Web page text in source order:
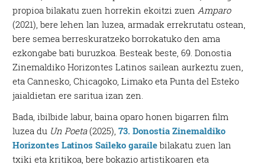
propioa bilakatu zuen horrekin ekoitzi zuenAmparo
(2021), bere lehen lan luzea, armadak errekrutatu ostean,
bere semea berreskuratzeko borrokatuko den ama
ezkongabe bati buruzkoa. Besteak beste, 69. Donostia
Zinemaldiko Horizontes Latinos sailean aurkeztu zuen,
eta Cannesko, Chicagoko, Limako eta Punta del Esteko
jaialdietan ere saritua izan zen.
Bada, ibilbide labur, baina oparo honen bigarren film
luzea du Un Poeta(2025),73. Donostia Zinemaldiko
Horizontes Latinos Saileko garaile bilakatu zuen lan
txiki eta kritikoa, bere bokazio artistikoaren eta